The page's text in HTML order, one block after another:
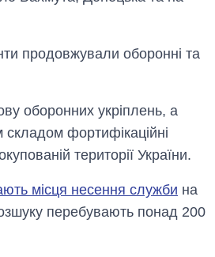
продовжували оборонні та
оборонних укріплень, а
фортифікаційні
території України.
місця несення служби на
перебувають понад 200